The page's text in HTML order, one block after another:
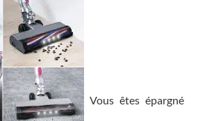
Vous êtes épargné